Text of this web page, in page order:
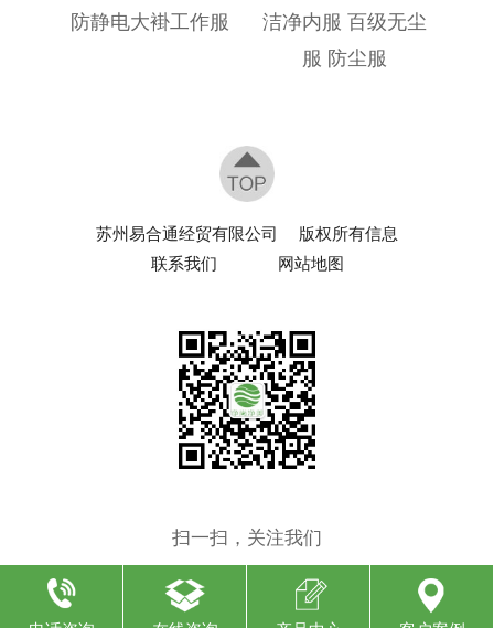
防静电大褂工作服
洁净内服 百级无尘
服 防尘服
苏州易合通经贸有限公司
版权所有信息
联系我们
网站地图
扫一扫，关注我们